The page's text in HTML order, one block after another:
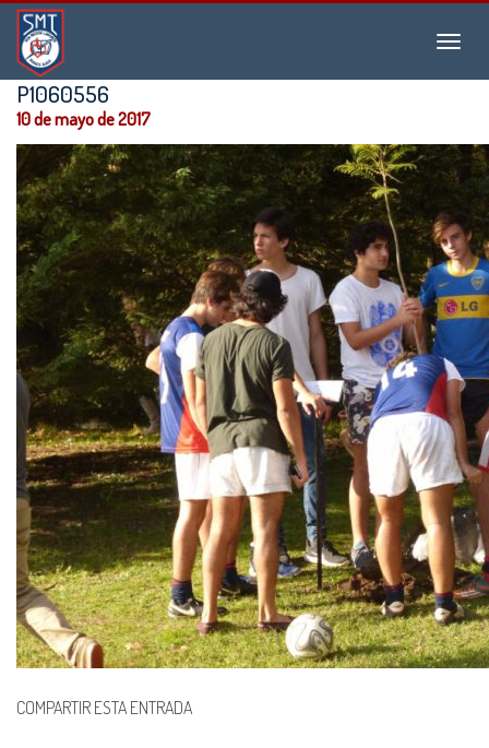
Menu
Instituto
San
Martín
de
Tours
P1060556
10 de mayo de 2017
COMPARTIR ESTA ENTRADA